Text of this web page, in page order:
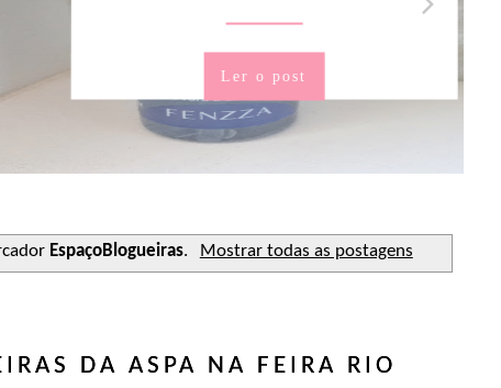
EspaçoBlogueiras. Mostrar todas as postagens
DA ASPA NA FEIRA RIO